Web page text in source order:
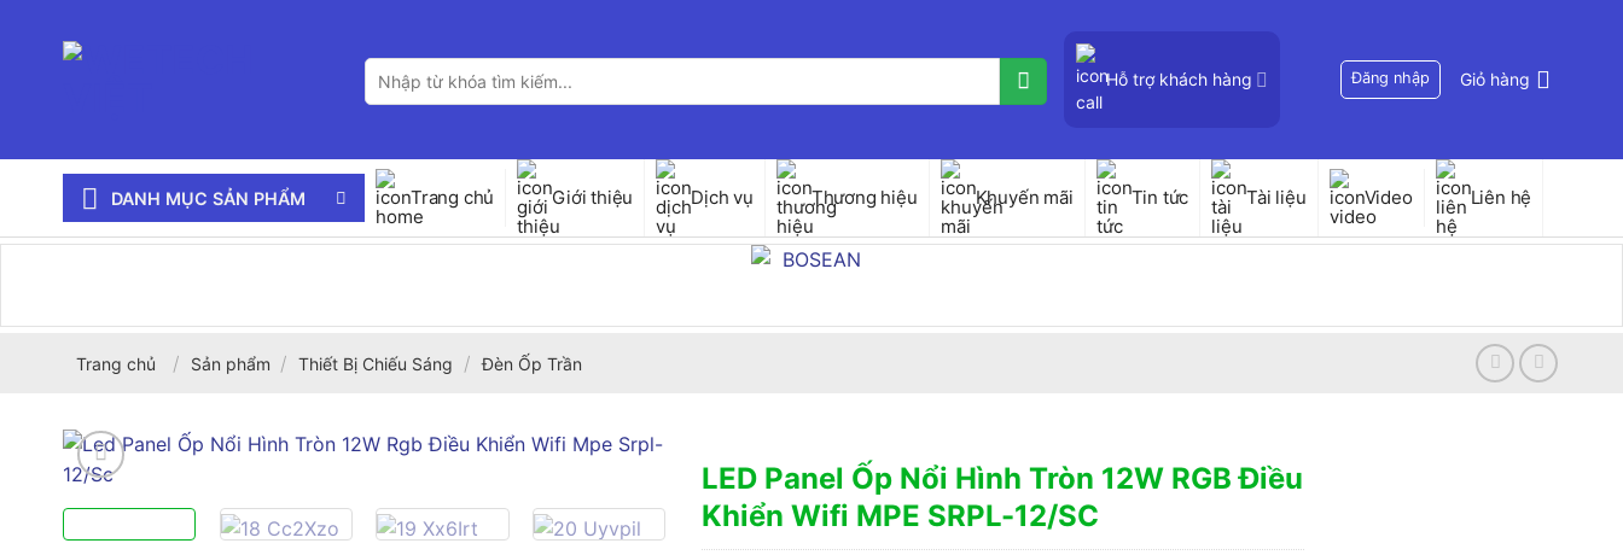
Tìm
kiếm:
Hỗ trợ khách hàng Đăng nhập Giỏ hàng
DANH MỤC SẢN PHẨM Trang chủ Giới thiệu Dịch vụ Thương hiệu Khuyến mãi Tin tức Tài liệu Video Liên hệ
Trang chủ / Sản phẩm / Thiết Bị Chiếu Sáng / Đèn Ốp Trần
LED Panel Ốp Nổi Hình Tròn 12W RGB Điều
Khiển Wifi MPE SRPL-12/SC